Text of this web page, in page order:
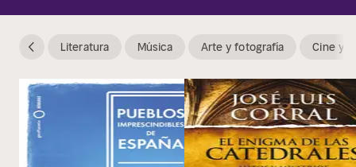
Literatura Música Arte y fotografía Cine y